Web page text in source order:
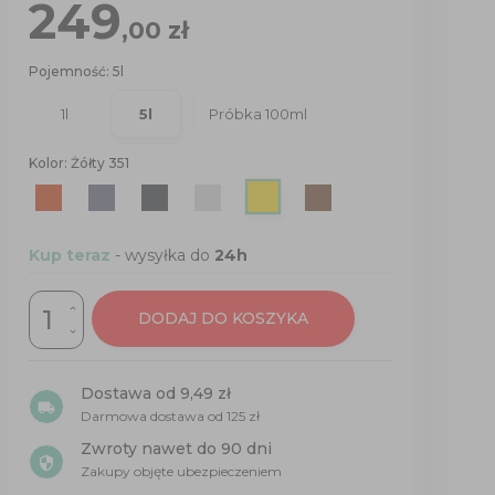
249,00 zł
Pojemność: 5l
1l 5l Próbka 100ml
Kolor: Żółty 351
CzerwonyGrafitowyAntracyt Szary
Żółty Brązowy
Kup teraz - wysyłka do 24h
DODAJ DO KOSZYKA
local_shipping
Dostawa od 9,49 zł
Darmowa dostawa od125 zł
security
Zwroty nawet do 90 dni
Zakupy objęte ubezpieczeniem